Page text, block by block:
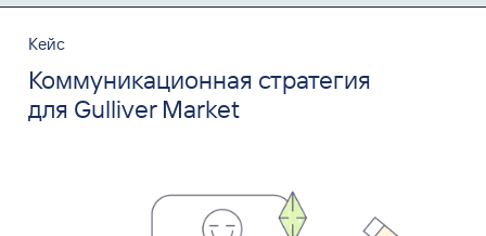
Кейс
Коммуникационная стратегия
для Gulliver Market